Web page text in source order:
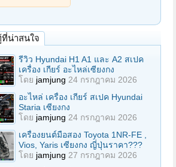
ที่น่าสนใจ
รีวิว Hyundai H1 A1 และ A2 สเปค
เครื่อง เกียร์ อะไหล่เซียงกง
โดย jamjung 24 กรกฎาคม 2026
อะไหล่ เครื่อง เกียร์ สเปค Hyundai
Staria เซียงกง
โดย jamjung 24 กรกฎาคม 2026
เครื่องยนต์มือสอง Toyota 1NR-FE ,
Vios, Yaris เซียงกง ญี่ปุ่นราคา???
โดย jamjung 27 กรกฎาคม 2026